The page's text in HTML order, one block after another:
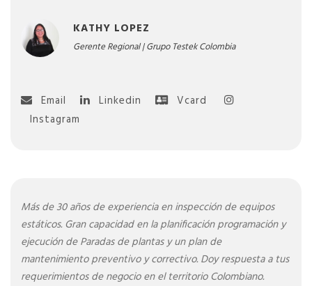
KATHY LOPEZ
Gerente Regional | Grupo Testek Colombia
Email
Linkedin
Instagram
Más de 30 años de experiencia en inspección de equipos
estáticos. Gran capacidad en la planificación programación y
ejecución de Paradas de plantas y un plan de
mantenimiento preventivo y correctivo. Doy respuesta a tus
requerimientos de negocio en el territorio Colombiano.